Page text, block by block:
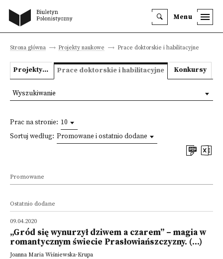
Menu
Strona główna Projekty naukowe Prace doktorskie i habilitacyjne
Projekty badawcze Prace doktorskie i habilitacyjne Konkursy
Prac na stronie: 10
Sortuj według: Promowane i ostatnio dodane
Promowane
Ostatnio dodane
09.04.2020
„Gród się wynurzył dziwem a czarem” – magia w
romantycznym świecie Prasłowiańszczyzny. (...)
Joanna Maria Wiśniewska-Krupa
Wyszukiwanie